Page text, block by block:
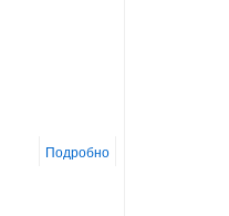
Подробно